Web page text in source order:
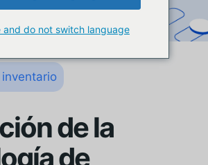
de la
de
and do not switch language